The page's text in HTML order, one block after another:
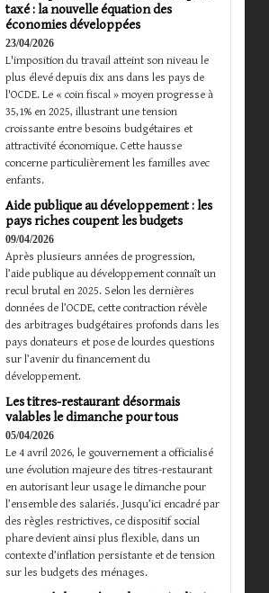
taxé : la nouvelle équation des
économies développées
23/04/2026
L'imposition du travail atteint son niveau le
plus élevé depuis dix ans dans les pays de
l'OCDE. Le « coin fiscal » moyen progresse à
35,1% en 2025, illustrant une tension
croissante entre besoins budgétaires et
attractivité économique. Cette hausse
concerne particulièrement les familles avec
enfants.
Aide publique au développement : les
pays riches coupent les budgets
09/04/2026
Après plusieurs années de progression,
l’aide publique au développement connaît un
recul brutal en 2025. Selon les dernières
données de l’OCDE, cette contraction révèle
des arbitrages budgétaires profonds dans les
pays donateurs et pose de lourdes questions
sur l’avenir du financement du
développement.
Les titres-restaurant désormais
valables le dimanche pour tous
05/04/2026
Le 4 avril 2026, le gouvernement a officialisé
une évolution majeure des titres-restaurant
en autorisant leur usage le dimanche pour
l’ensemble des salariés. Jusqu’ici encadré par
des règles restrictives, ce dispositif social
phare devient ainsi plus flexible, dans un
contexte d’inflation persistante et de tension
sur les budgets des ménages.